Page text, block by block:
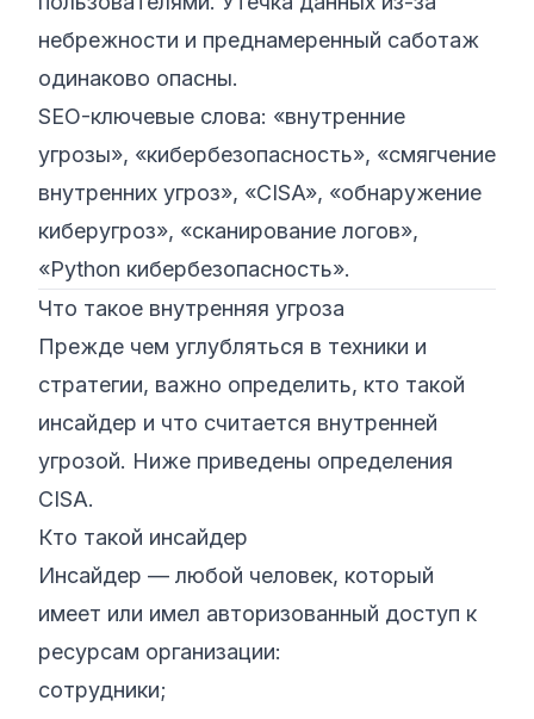
небрежности и преднамеренный саботаж
одинаково опасны.
SEO-ключевые слова: «внутренние
угрозы», «кибербезопасность», «смягчение
внутренних угроз», «CISA», «обнаружение
киберугроз», «сканирование логов»,
«Python кибербезопасность».
Что такое внутренняя угроза
Прежде чем углубляться в техники и
стратегии, важно определить, кто такой
инсайдер и что считается внутренней
угрозой. Ниже приведены определения
CISA.
Кто такой инсайдер
Инсайдер — любой человек, который
имеет или имел авторизованный доступ к
ресурсам организации:
сотрудники;